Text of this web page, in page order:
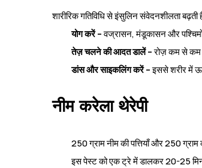
शारीरिक गतिविधि से इंसुलिन संवेदनशीलता
योग करें –वज्रासन, मंडूकासन और
तेज़ चलने की आदत डालें –रोज़ कम से कम
डांस और साइकलिंग करें –इससे शरीर में
नीम करेला थेरेपी
250 ग्राम नीम की पत्तियाँ और 250
इस पेस्ट को एक ट्रे में डालकर 20-25